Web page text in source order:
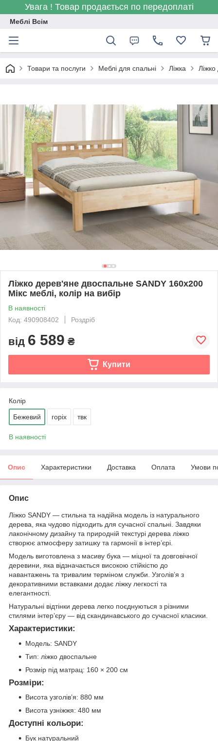
Увага ! Товар продається по передоплаті
Меблі Всім
Товари та послуги Меблі для спальні Ліжка
Ліжко дерев'яне двоспальне SANDY 160х200
Мікс меблі, колір на вибір
В наявності
Код: 490908402
Роздріб
від 6 589 ₴
Купити
Колір
Бежевий горіх твк
В наявності
Опис Характеристики Доставка Оплата Умови
Опис
Ліжко SANDY — стильна та надійна модель із натурального
дерева, яка чудово підходить для сучасної спальні. Завдяки
лаконічному дизайну та природній текстурі дерева ліжко
створює атмосферу затишку та гармонії в інтер’єрі.
Модель виготовлена з масиву бука — міцної та довговічної
деревини, яка відзначається високою стійкістю до
навантажень та тривалим терміном служби. Узголів’я з
декоративними вставками додає ліжку легкості та
елегантності.
Натуральні відтінки дерева легко поєднуються з різними
стилями інтер’єру — від скандинавського до сучасної класики.
Характеристики:
Модель: SANDY
Тип: ліжко двоспальне
Розмір під матрац: 160 × 200 см
Розміри:
Висота узголів’я: 880 мм
Висота узніжжя: 480 мм
Доступні кольори:
Бук натуральний